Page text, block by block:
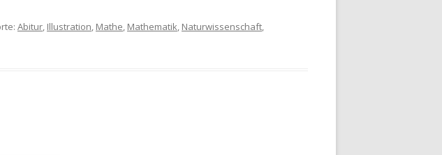
Abitur, Illustration, Mathe, Mathematik, Naturwissenschaft,